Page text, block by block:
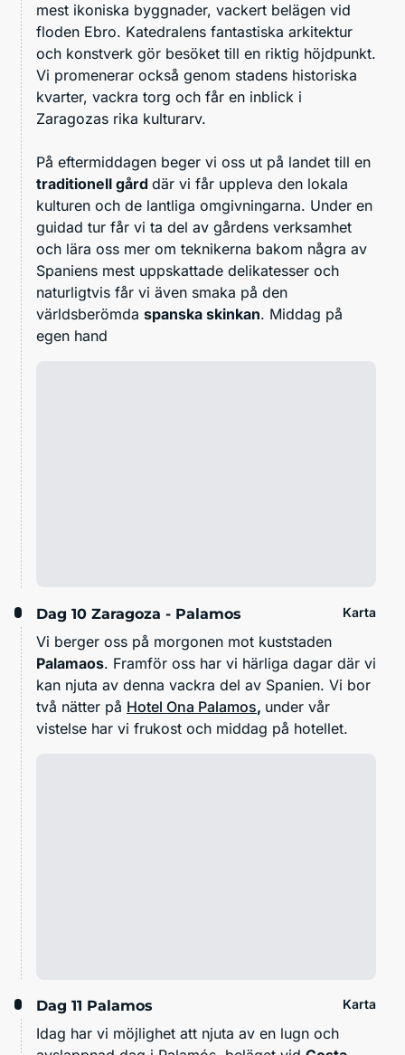
mest ikoniska byggnader, vackert belägen vid
floden Ebro. Katedralens fantastiska arkitektur
och konstverk gör besöket till en riktig höjdpunkt.
Vi promenerar också genom stadens historiska
kvarter, vackra torg och får en inblick i
Zaragozas rika kulturarv.
På eftermiddagen beger vi oss ut på landet till en
traditionell gård där vi får uppleva den lokala
kulturen och de lantliga omgivningarna. Under en
guidad tur får vi ta del av gårdens verksamhet
och lära oss mer om teknikerna bakom några av
Spaniens mest uppskattade delikatesser och
naturligtvis får vi även smaka på den
världsberömda spanska skinkan. Middag på
egen hand
Dag 10 Zaragoza - Palamos Karta
Vi berger oss på morgonen mot kuststaden
Palamaos. Framför oss har vi härliga dagar där vi
kan njuta av denna vackra del av Spanien. Vi bor
två nätter på Hotel Ona Palamos, under vår
vistelse har vi frukost och middag på hotellet.
Dag 11 Palamos Karta
Idag har vi möjlighet att njuta av en lugn och